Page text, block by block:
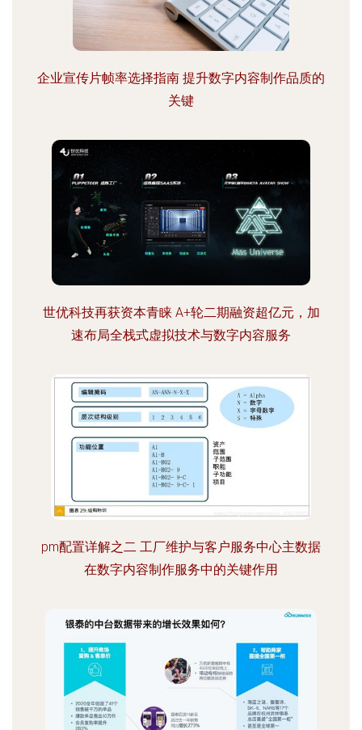
企业宣传片帧率选择指南 提升数字内容制作品质的
关键
世优科技再获资本青睐 A+轮二期融资超亿元，加
速布局全栈式虚拟技术与数字内容服务
pm配置详解之二 工厂维护与客户服务中心主数据
在数字内容制作服务中的关键作用